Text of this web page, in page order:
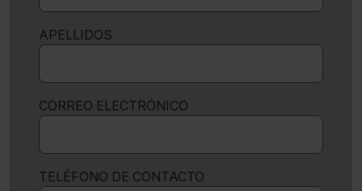
APELLIDOS
CORREO ELECTRÓNICO
TELÉFONO DE CONTACTO